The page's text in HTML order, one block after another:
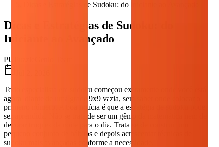
Dicas e Estratégias de Sudoku: do Iniciante ao Avançado
Dicas e Estratégias de Sudoku: do
Iniciante ao Avançado
PU
Todo especialista em sudoku começou exatamente onde você está
agora: diante de uma grade 9x9 vazia, sem saber onde colocar o
primeiro número. A boa notícia é que a estratégia de sudoku pode
ser aprendida. Não se trata de ser um gênio da matemática nem de
decorar truques da noite para o dia. Trata-se de construir um
pequeno conjunto de hábitos e depois acrescentar técnicas de
sudoku mais avançadas conforme a necessidade.